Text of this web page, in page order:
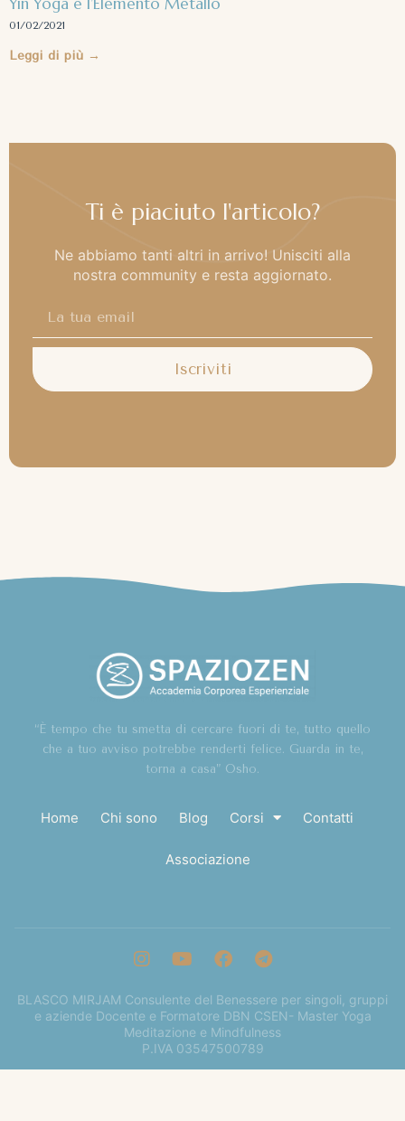
01/02/2021
Leggi di più →
Ti è piaciuto l'articolo?
Ne abbiamo tanti altri in arrivo! Unisciti alla
nostra community e resta aggiornato.
Iscriviti
“È tempo che tu smetta di cercare fuori di te, tutto quello
che a tuo avviso potrebbe renderti felice. Guarda in te,
torna a casa” Osho.
Home Chi sono Blog Corsi Contatti
Associazione
BLASCO MIRJAM Consulente del Benessere per singoli, gruppi
e aziende Docente e Formatore DBN CSEN- Master Yoga
Meditazione e Mindfulness
P.IVA 03547500789